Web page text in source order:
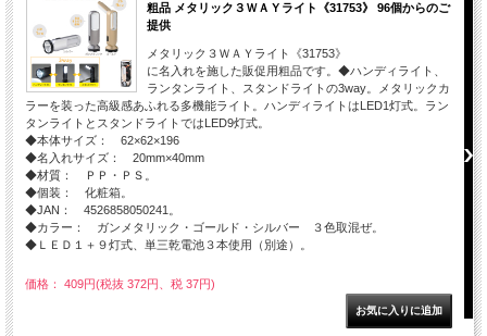
粗品 メタリック３ＷＡＹライト《31753》 96個からのご
提供
メタリック３ＷＡＹライト《31753》
に名入れを施した販促用粗品です。◆ハンディライト、
ランタンライト、スタンドライトの3way。メタリックカ
ラーを装った高級感あふれる多機能ライト。ハンディライトはLED1灯式。ラン
タンライトとスタンドライトではLED9灯式。
◆本体サイズ： 62×62×196
◆名入れサイズ： 20mm×40mm
◆材質： ＰＰ・ＰＳ。
◆個装： 化粧箱。
◆JAN： 4526858050241。
◆カラー： ガンメタリック・ゴールド・シルバー ３色取混ぜ。
◆ＬＥＤ１＋９灯式、単三乾電池３本使用（別途）。
価格： 409円(税抜 372円、税 37円)